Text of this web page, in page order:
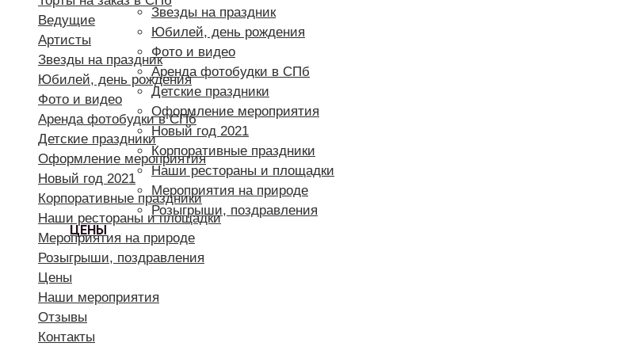
Звезды на праздник
Юбилей, день рождения
Фото и видео
Аренда фотобудки в СПб
Детские праздники
Оформление мероприятия
Новый год 2021
Корпоративные праздники
Наши рестораны и площадки
Мероприятия на природе
Розыгрыши, поздравления
ЦЕНЫ
Ведущие
Артисты
Звезды на праздник
Юбилей, день рождения
Фото и видео
Аренда фотобудки в СПб
Детские праздники
Оформление мероприятия
Новый год 2021
Корпоративные праздники
Наши рестораны и площадки
Мероприятия на природе
Розыгрыши, поздравления
Цены
Наши мероприятия
Отзывы
Контакты